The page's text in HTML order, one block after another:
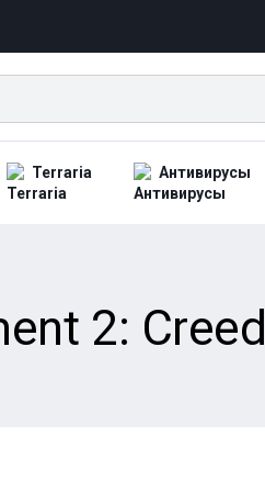
Terraria Антивирусы
2: Creed